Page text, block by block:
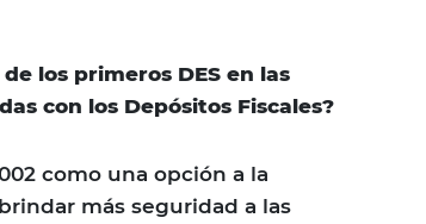
los primeros DES en las
con los Depósitos Fiscales?
como una opción a la
más seguridad a las